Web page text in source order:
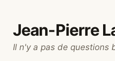
contenu
Jean-Pierre
Il n'y a pas de questions